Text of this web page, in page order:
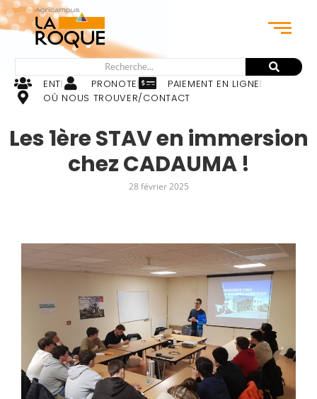
ENT PRONOTE
PAIEMENT EN LIGNE
OÙ NOUS TROUVER/CONTACT
Les 1ère STAV en immersion
chez CADAUMA !
28 février 2025